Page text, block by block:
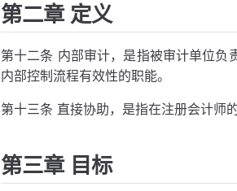
第二章 定义
第十二条 内部审计，是指被审计单位负
内部控制流程有效性的职能。
第十三条 直接协助，是指在注册会计师
第三章 目标